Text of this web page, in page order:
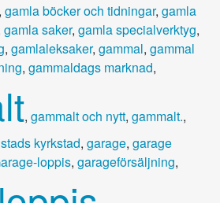
gamla böcker och tidningar, gamla
gamla saker, gamla specialverktyg,
, gamlaleksaker, gammal, gammal
, gammaldags marknad,
, gammalt och nytt, gammalt.,
kyrkstad, garage, garage
loppis, garageförsäljning,